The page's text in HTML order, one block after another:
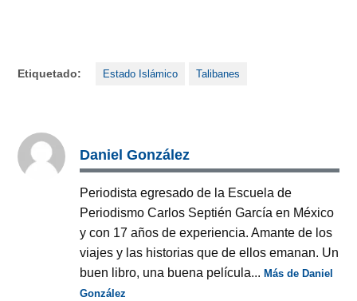
Etiquetado: Estado Islámico Talibanes
Daniel González
Periodista egresado de la Escuela de
Periodismo Carlos Septién García en México
y con 17 años de experiencia. Amante de los
viajes y las historias que de ellos emanan. Un
buen libro, una buena película...Más de Daniel
González